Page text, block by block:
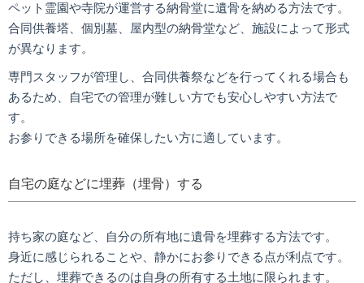
ペット霊園や寺院が運営する納骨堂に遺骨を納める方法です。
合同供養塔、個別墓、屋内型の納骨堂など、施設によって形式
が異なります。
専門スタッフが管理し、合同供養祭などを行ってくれる場合も
あるため、自宅での管理が難しい方でも安心しやすい方法で
す。
お参りできる場所を確保したい方に適しています。
自宅の庭などに埋葬（埋骨）する
持ち家の庭など、自分の所有地に遺骨を埋葬する方法です。
身近に感じられることや、静かにお参りできる点が利点です。
ただし、埋葬できるのは自身の所有する土地に限られます。